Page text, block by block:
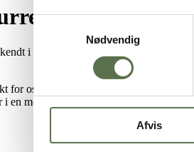
Samtykkevalg
Nødvendig
Afvis
i de danske køkkener, og vi kan
for os der elsker at bage. De mørke
en mousse, en muffin eller en snurre. I